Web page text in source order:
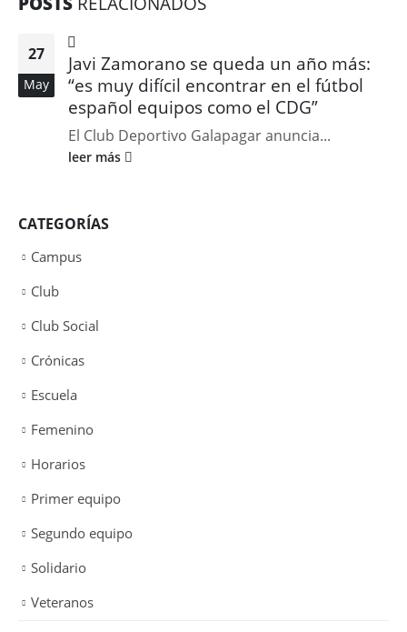
27
May
Javi Zamorano se queda un año más:
“es muy difícil encontrar en el fútbol
español equipos como el CDG”
El Club Deportivo Galapagar anuncia...
leer más
CATEGORÍAS
Campus
Club
Club Social
Crónicas
Escuela
Femenino
Horarios
Primer equipo
Segundo equipo
Solidario
Veteranos